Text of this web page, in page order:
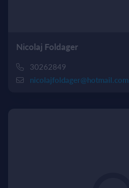
Nicolaj Foldager
30262849
nicolajfoldager@hotmail.com